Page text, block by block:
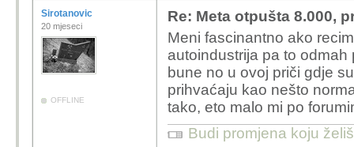
Sirotanovic
20 mjeseci
OFFLINE
Re: Meta otpušta 8.000,
Meni fascinantno ako
autoindustrija pa to
bune no u ovoj priči gdje
prihvaćaju kao nešto
tako, eto malo mi po
Budi promjena koju